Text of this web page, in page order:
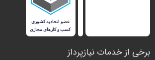
برخی از خدمات نیازپرداز